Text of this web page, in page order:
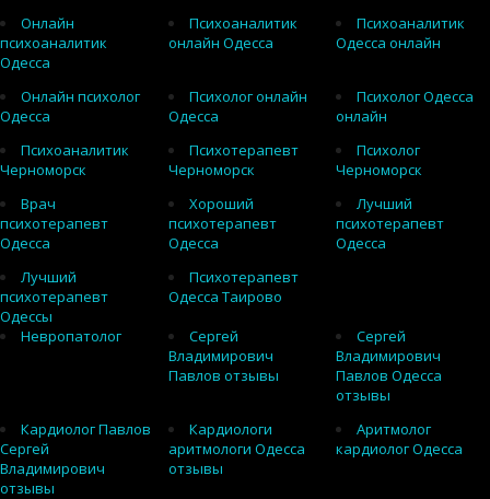
Онлайн
психоаналитик
Одесса
Психоаналитик
онлайн Одесса
Психоаналитик
Одесса онлайн
Онлайн психолог
Одесса
Психолог онлайн
Одесса
Психолог Одесса
онлайн
Психоаналитик
Черноморск
Психотерапевт
Черноморск
Психолог
Черноморск
Врач
психотерапевт
Одесса
Хороший
психотерапевт
Одесса
Лучший
психотерапевт
Одесса
Лучший
психотерапевт
Одессы
Психотерапевт
Одесса Таирово
Невропатолог
Сергей
Владимирович
Павлов отзывы
Сергей
Владимирович
Павлов Одесса
отзывы
Кардиолог Павлов
Сергей
Владимирович
отзывы
Кардиологи
аритмологи Одесса
отзывы
Аритмолог
кардиолог Одесса